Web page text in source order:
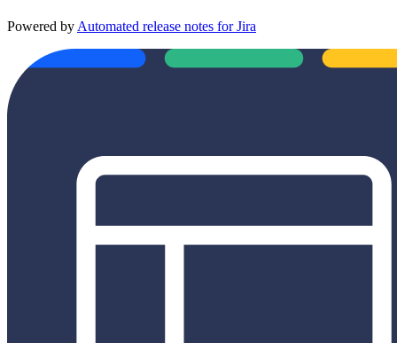
Powered by Automated release notes for Jira